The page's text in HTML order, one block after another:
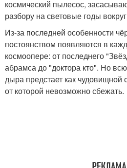
космический пылесос,
разбору на световые годы
Из-за последней особенности
постоянством появляются в
космоопере: от последнего
абрамса до "доктора кто". Но
дыра предстает как чудовищной
от которой невозможно сбежать.